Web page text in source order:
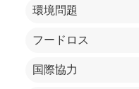
環境問題
フードロス
国際協力